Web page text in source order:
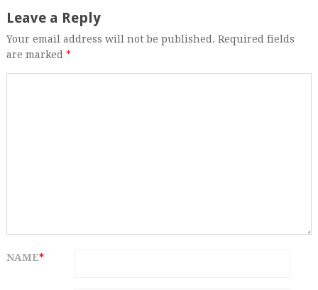
Leave a Reply
Your email address will not be published. Required fields
are marked *
NAME*